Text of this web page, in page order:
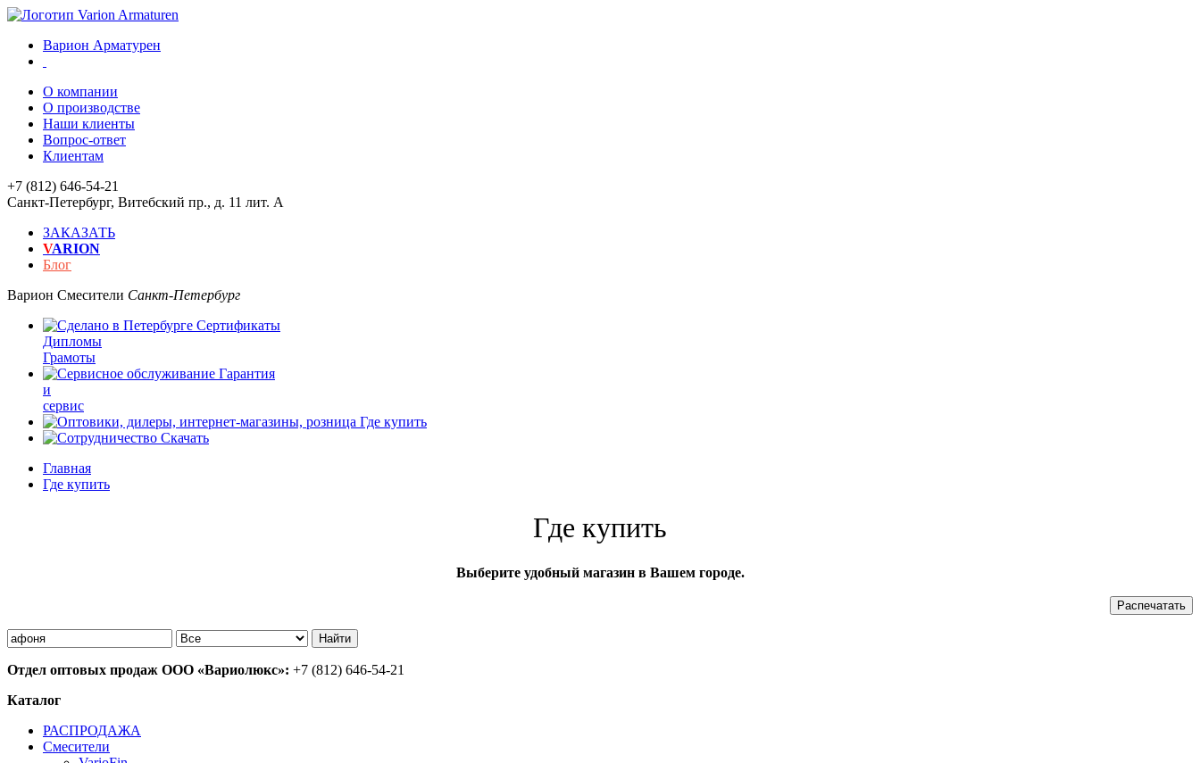
Варион Арматурен
О компании
О производстве
Наши клиенты
Вопрос-ответ
Клиентам
+7 (812) 646-54-21
Санкт-Петербург, Витебский пр., д. 11 лит. А
ЗАКАЗАТЬ
VARION
Блог
Варион Смесители Санкт-Петербург
Сертификаты
Дипломы
Грамоты
Гарантия
и
сервис
Где купить
Скачать
Главная
Где купить
Где купить
Выберите удобный магазин в Вашем городе.
Распечатать
Отдел оптовых продаж ООО «Вариолюкс»: +7 (812) 646-54-21
Каталог
РАСПРОДАЖА
Смесители